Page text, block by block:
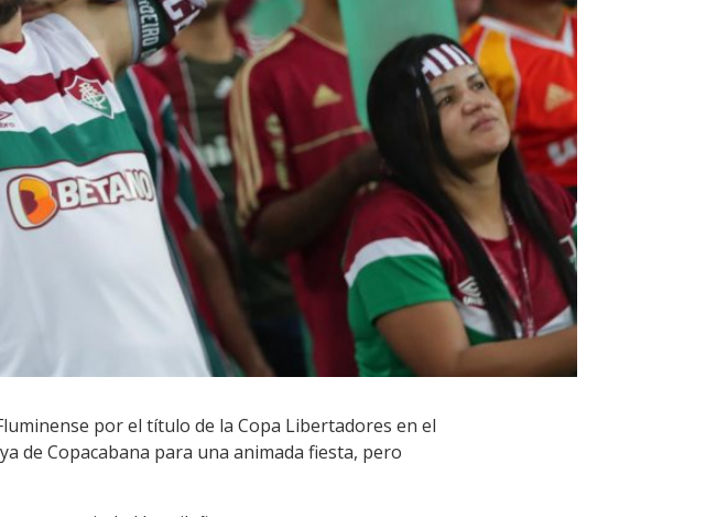
por el título de la Copa Libertadores en el
de Copacabana para una animada fiesta, pero